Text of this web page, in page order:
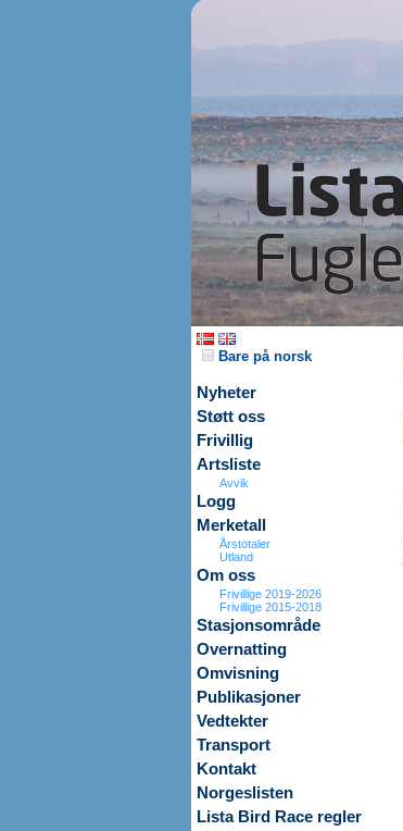
Bare på norsk
Nyheter
Støtt oss
Frivillig
Artsliste
Avvik
Logg
Merketall
Årstotaler
Utland
Om oss
Frivillige 2019-2026
Frivillige 2015-2018
Stasjonsområde
Overnatting
Omvisning
Publikasjoner
Vedtekter
Transport
Kontakt
Norgeslisten
Lista Bird Race regler